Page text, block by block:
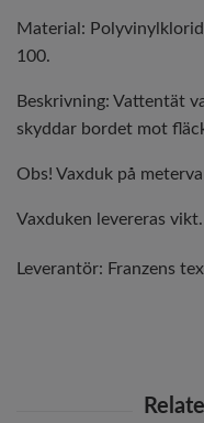
Material:
100.
Beskrivning: Vattentät
skyddar bordet mot
Obs! Vaxduk på
Vaxduken levereras vikt.
Leverantör: Franzens